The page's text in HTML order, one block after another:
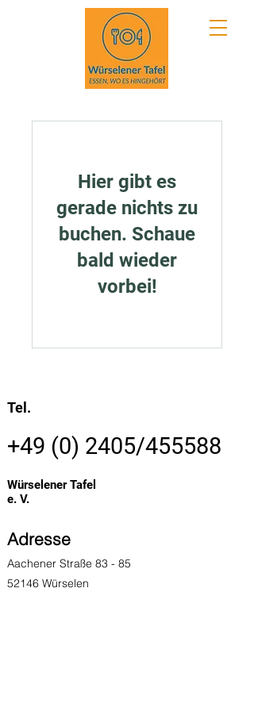
Hier gibt es
gerade nichts zu
buchen. Schaue
bald wieder
vorbei!
Tel.
+49 (0) 2405/455588
Würselener Tafel
e. V.
Adresse
Aachener Straße 83 - 85
52146 Würselen​